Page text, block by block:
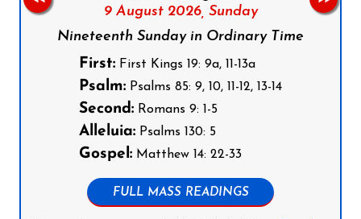
9 August 2026, Sunday
Nineteenth Sunday in Ordinary Time
First: First Kings 19: 9a, 11-13a
Psalm: Psalms 85: 9, 10, 11-12, 13-14
Second: Romans 9: 1-5
Alleluia: Psalms 130: 5
Gospel: Matthew 14: 22-33
FULL MASS READINGS